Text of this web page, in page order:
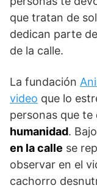
que tratan de
dedican parte
de la calle.
La fundación
video que lo
personas que te
humanidad.
en la calle se
observar en el
cachorro